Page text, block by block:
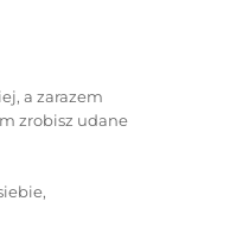
a zarazem
zrobisz udane